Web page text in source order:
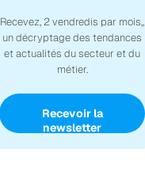
Recevez, 2 vendredis par mois,,
un décryptage des tendances
et actualités du secteur et du
métier.
Recevoir la
newsletter